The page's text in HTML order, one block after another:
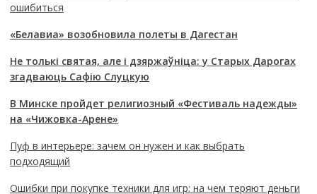
ошибиться
«Белавиа» возобновила полеты в Дагестан
Не толькі святая, але і дзяржаўніца: у Старых Дарогах
згадваюць Сафію Слуцкую
В Минске пройдет религиозный «Фестиваль надежды»
на «Чижовка-Арене»
Пуф в интерьере: зачем он нужен и как выбрать
подходящий
Ошибки при покупке техники для игр: на чем теряют деньги